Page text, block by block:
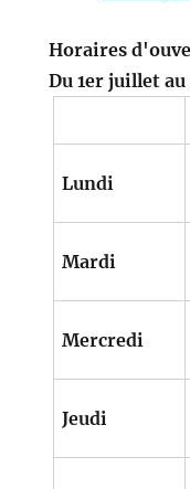
Horaires
Du 1er juillet
Lundi
Mardi
Mercredi
Jeudi